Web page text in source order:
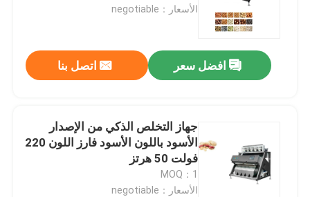
الأسعار：negotiable
افضل سعر اتصل بنا
جهاز التخلص الذكي من الإصدار
الأسود باللون الأسود فارز اللون 220
فولت 50 هرتز
MOQ：1
الأسعار：negotiable